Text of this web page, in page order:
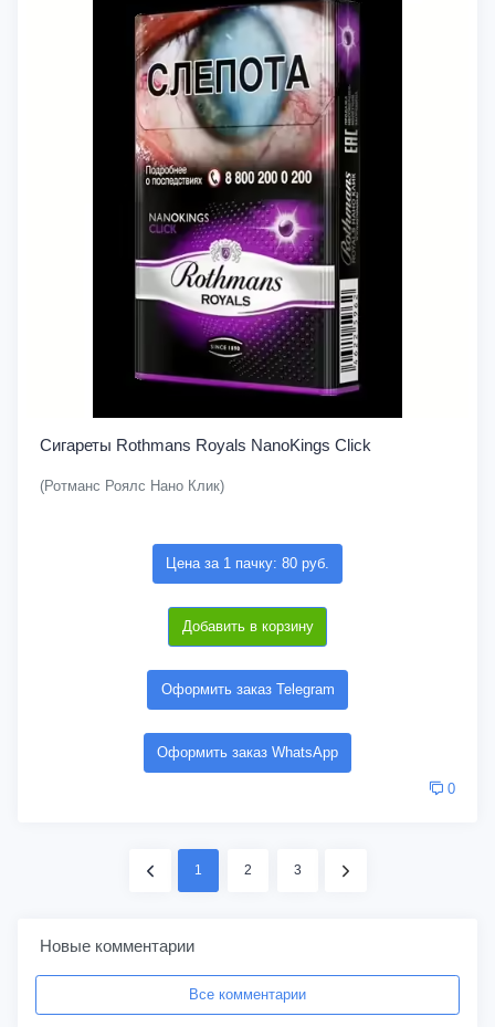
Сигареты Rothmans Royals NanoKings Click
(Ротманс Роялс Нано Клик)
Цена за 1 пачку: 80 руб.
Добавить в корзину
Оформить заказ Telegram
Оформить заказ WhatsApp
0
1 2 3
Новые комментарии
Все комментарии